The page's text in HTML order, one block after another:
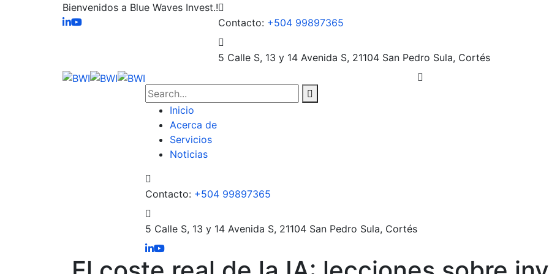
Bienvenidos a Blue Waves Invest.!
Contacto: +504 99897365
5 Calle S, 13 y 14 Avenida S, 21104 San Pedro Sula, Cortés
Inicio
Acerca de
Servicios
Noticias
Contacto: +504 99897365
5 Calle S, 13 y 14 Avenida S, 21104 San Pedro Sula, Cortés